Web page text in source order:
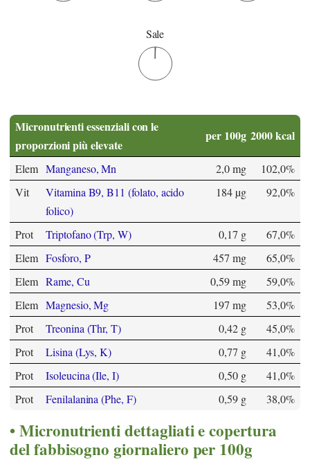
Sale
Micronutrienti essenziali con le
proporzioni più elevate
per 100g 2000 kcal
Elem Manganeso, Mn 2,0 mg
102,0%
Vit
Vitamina B9, B11 (folato, acido
folico)
184 µg 92,0%
Prot Triptofano (Trp, W) 0,17 g
67,0%
Elem Fosforo, P 457 mg
65,0%
Elem Rame, Cu 0,59 mg
59,0%
Elem Magnesio, Mg 197 mg
53,0%
Prot
Treonina (Thr, T) 0,42 g
45,0%
Prot
Lisina (Lys, K) 0,77 g
41,0%
Prot
Isoleucina (Ile, I) 0,50 g
41,0%
Prot
Fenilalanina (Phe, F) 0,59 g 38,0%
Micronutrienti dettagliati e copertura
del fabbisogno giornaliero per 100g